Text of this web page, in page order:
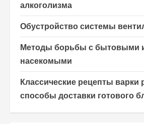
алкоголизма
Обустройство системы
Методы борьбы с бытовыми
насекомыми
Классические рецепты варки
способы доставки готового